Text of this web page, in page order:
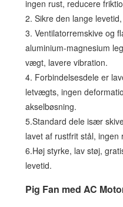
ingen rust, reducere
2. Sikre den lange
3. Ventilatorremskive og
aluminium-magnesium
vægt, lavere vibration.
4. Forbindelsesdele er
letvægts, ingen
akselbøsning.
5.Standard dele især
lavet af rustfrit stål, ingen
6.Høj styrke, lav støj,
levetid.
Pig Fan med AC